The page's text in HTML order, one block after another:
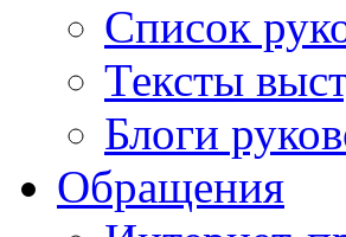
Список
Тексты
Блоги
Обращения